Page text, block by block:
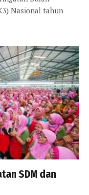
Nasional tahun
SDM dan